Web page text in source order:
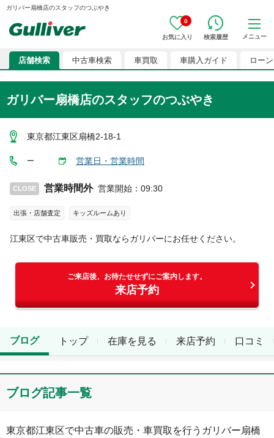
ガリバー扇橋店のスタッフのつぶやき
0
お気に入り 検索履歴 メニュー
店舗検索 中古車検索 車買取 車購入ガイド ローン
ガリバー扇橋店のスタッフのつぶやき
東京都江東区扇橋2-18-1
ー 営業日・営業時間
CLOSE 営業時間外 営業開始 ： 09:30
出張・店舗査定 キッズルームあり
江東区で中古車販売・買取ならガリバーにお任せください。
ご来店後、お待たせせずにご案内します。
来店予約
トップ 在庫を見る 来店予約 口コミ
ブログ
ブログ記事一覧
東京都江東区で中古車の販売・車買取を行う ガリバー扇橋